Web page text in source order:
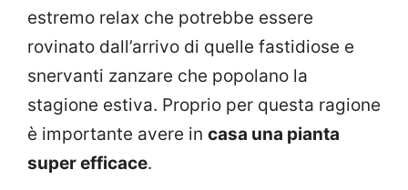
estremo relax che potrebbe essere
rovinato dall’arrivo di quelle fastidiose e
snervanti zanzare che popolano la
stagione estiva. Proprio per questa ragione
è importante avere in casa una pianta
super efficace.